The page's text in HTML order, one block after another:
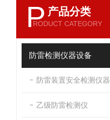
P 产品分类
RODUCT CATEGORY
防雷检测仪器设备
防雷装置安全检测仪器
乙级防雷检测仪